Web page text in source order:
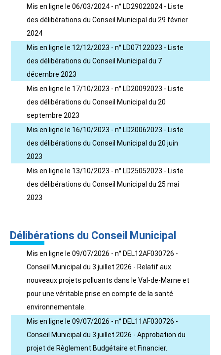
Mis en ligne le 06/03/2024 - n° LD29022024 - Liste
des délibérations du Conseil Municipal du 29 février
2024
Mis en ligne le 12/12/2023 - n° LD07122023 - Liste
des délibérations du Conseil Municipal du 7
décembre 2023
Mis en ligne le 17/10/2023 - n° LD20092023 - Liste
des délibérations du Conseil Municipal du 20
septembre 2023
Mis en ligne le 16/10/2023 - n° LD20062023 - Liste
des délibérations du Conseil Municipal du 20 juin
2023
Mis en ligne le 13/10/2023 - n° LD25052023 - Liste
des délibérations du Conseil Municipal du 25 mai
2023
Délibérations du Conseil Municipal
Mis en ligne le 09/07/2026 - n° DEL12AF030726 -
Conseil Municipal du 3 juillet 2026 - Relatif aux
nouveaux projets polluants dans le Val-de-Marne et
pour une véritable prise en compte de la santé
environnementale.
Mis en ligne le 09/07/2026 - n° DEL11AF030726 -
Conseil Municipal du 3 juillet 2026 - Approbation du
projet de Règlement Budgétaire et Financier.